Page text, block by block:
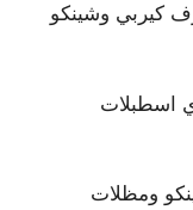
كيربي وشينكو
اسطبلات
ومظلات